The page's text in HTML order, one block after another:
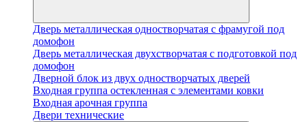
Дверь металлическая одностворчатая с фрамугой под
домофон
Дверь металлическая двухстворчатая с подготовкой под
домофон
Дверной блок из двух одностворчатых дверей
Входная группа остекленная с элементами ковки
Входная арочная группа
Двери технические